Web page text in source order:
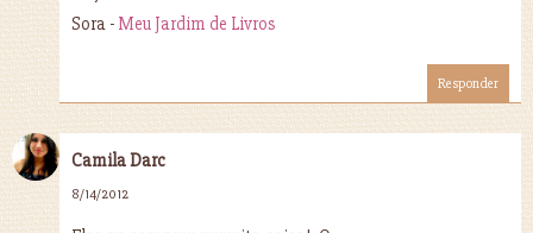
Sora - Meu Jardim de Livros
Responder
Camila Darc
8/14/2012